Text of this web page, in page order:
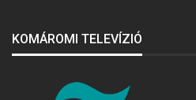
KOMÁROMI TELEVÍZIÓ